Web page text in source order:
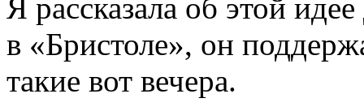
Я рассказала об этой
в «Бристоле», он
такие вот вечера.